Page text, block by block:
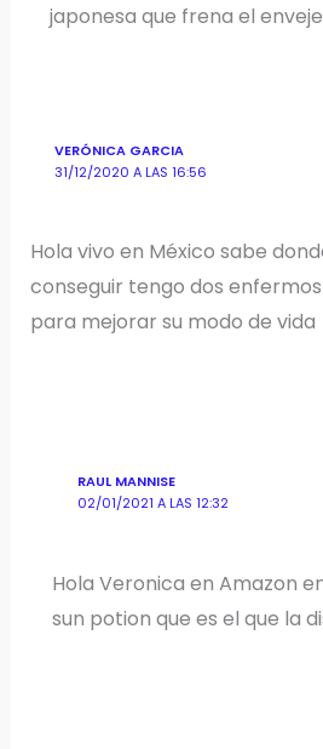
japonesa que frena el
VERÓNICA GARCIA
31/12/2020 A LAS 16:56
Hola vivo en México sabe
conseguir tengo dos
para mejorar su modo de vida
RAUL MANNISE
02/01/2021 A LAS 12:32
Hola Veronica en Amazon
sun potion que es el que la